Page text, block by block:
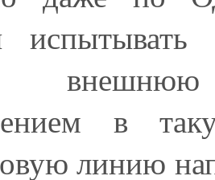
испытывать
внешнюю
в
линию